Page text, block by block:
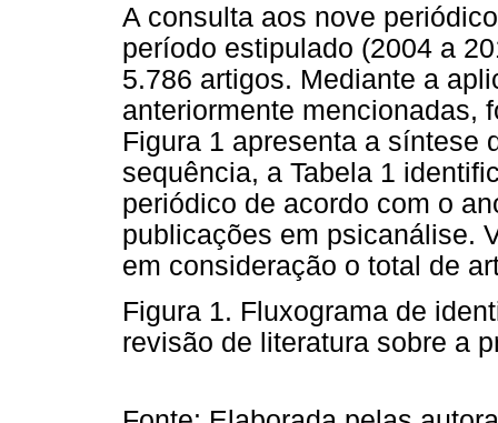
A consulta aos nove
período estipulado (2004 a
5.786 artigos. Mediante a
anteriormente mencionadas,
Figura 1 apresenta a síntese
sequência, a Tabela 1
periódico de acordo com o
publicações em psicanálise.
em consideração o total de
Figura 1. Fluxograma de
revisão de literatura sobre a